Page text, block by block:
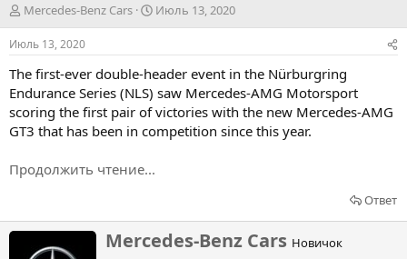
А
в
т
о
р
т
е
м
ы
Mercedes-Benz Cars
Д
а
а
н
а
ч
л
Июль 13, 2020
Июль 13, 2020
The first-ever double-header event in the Nürburgring
Endurance Series (NLS) saw Mercedes-AMG Motorsport
scoring the first pair of victories with the new Mercedes-AMG
GT3 that has been in competition since this year.
Продолжить чтение...
Ответ
Н
аMercedes-Benz Cars Новичок